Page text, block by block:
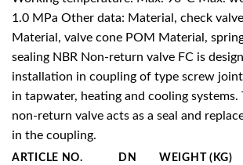
1.0 MPa Other data: Material, check
Material, valve cone POM Material,
sealing NBR Non-return valve FC is
installation in coupling of type screw
in tapwater, heating and cooling
non-return valve acts as a seal and
in the coupling.
ARTICLE NO. DN WEIGHT (KG)